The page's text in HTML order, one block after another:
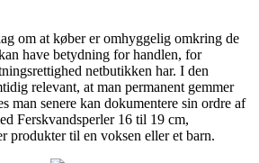
om at køber er omhyggelig omkring de
have betydning for handlen, for
netbutikken har. I den
relevant, at man permanent gemmer
man senere kan dokumentere sin ordre af
Ferskvandsperler 16 til 19 cm,
produkter til en voksen eller et barn.